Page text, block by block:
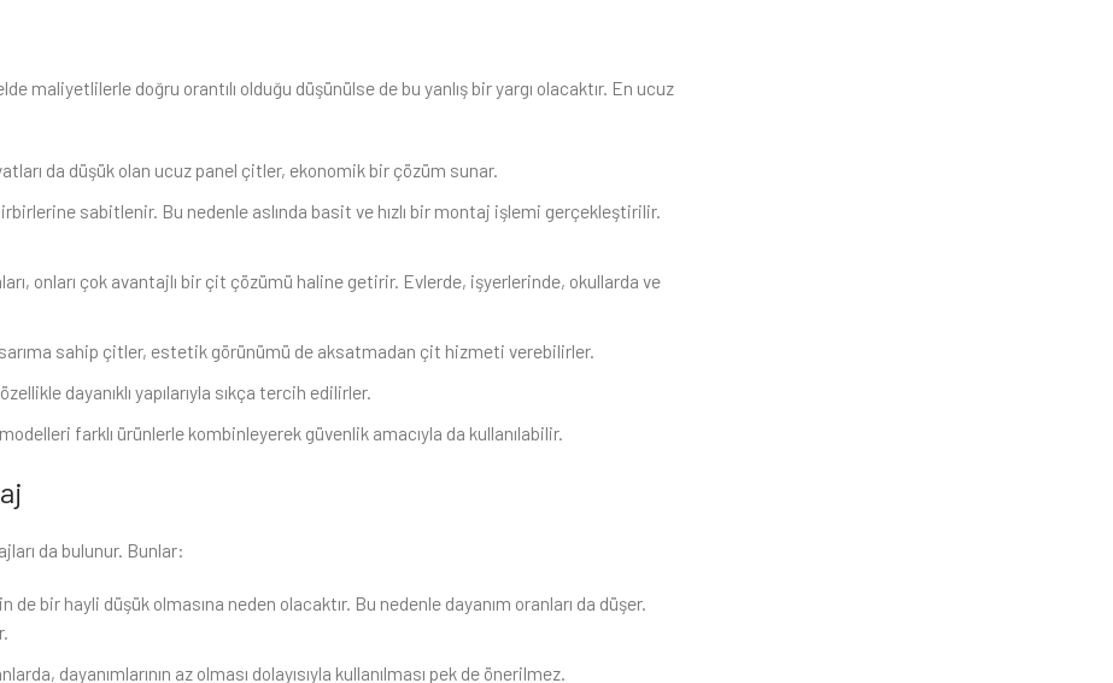
maliyetlilerle doğru orantılı olduğu düşünülse de bu yanlış bir yargı olacaktır. En ucuz
da düşük olan ucuz panel çitler, ekonomik bir çözüm sunar.
sabitlenir. Bu nedenle aslında basit ve hızlı bir montaj işlemi gerçekleştirilir.
onları çok avantajlı bir çit çözümü haline getirir. Evlerde, işyerlerinde, okullarda ve
sahip çitler, estetik görünümü de aksatmadan çit hizmeti verebilirler.
dayanıklı yapılarıyla sıkça tercih edilirler.
farklı ürünlerle kombinleyerek güvenlik amacıyla da kullanılabilir.
da bulunur. Bunlar:
bir hayli düşük olmasına neden olacaktır. Bu nedenle dayanım oranları da düşer.
dayanımlarının az olması dolayısıyla kullanılması pek de önerilmez.